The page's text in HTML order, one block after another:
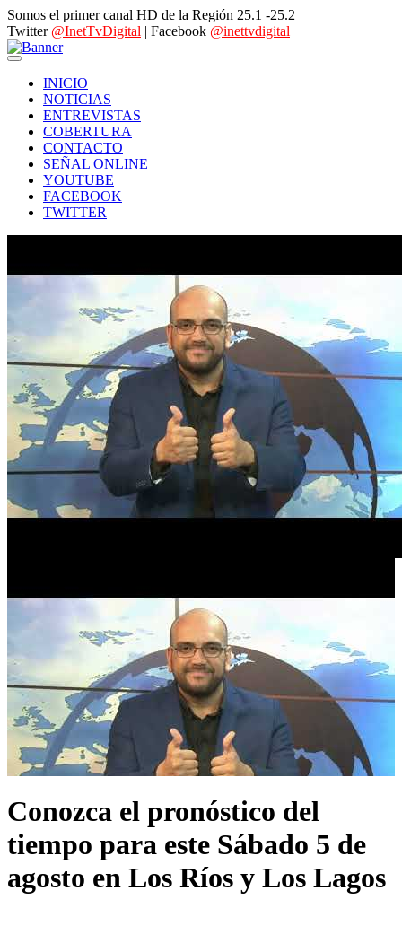
Somos el primer canal HD de la Región 25.1 -25.2
Twitter @InetTvDigital | Facebook @inettvdigital
INICIO
NOTICIAS
ENTREVISTAS
COBERTURA
CONTACTO
SEÑAL ONLINE
YOUTUBE
FACEBOOK
TWITTER
Conozca el pronóstico del
tiempo para este Sábado 5 de
agosto en Los Ríos y Los Lagos